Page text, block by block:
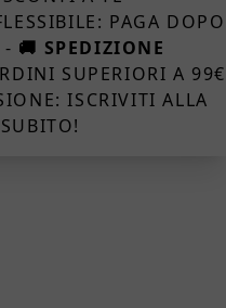
PAGA DOPO
- 🚚 SPEDIZIONE
SUPERIORI A 99€
ISCRIVITI ALLA